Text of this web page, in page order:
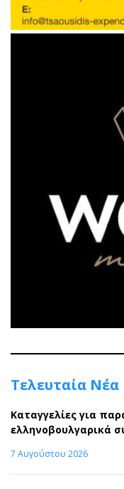
Τελευταία Νέα
Καταγγελίες για
ελληνοβουλγαρικά
7 Αυγούστου 2026